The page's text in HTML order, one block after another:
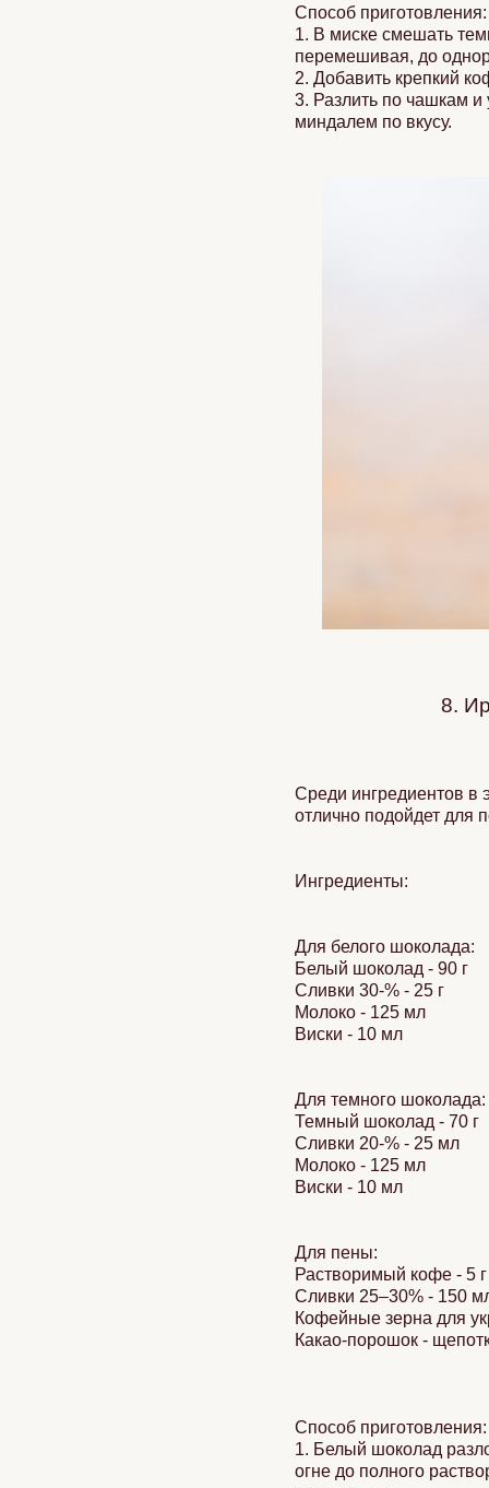
Способ приготовления:
1. В миске смешать
перемешивая, до
2. Добавить крепкий
3. Разлить по чашкам
миндалем по вкусу.
8.
Среди ингредиентов в
отлично подойдет для
Ингредиенты:
Для белого шоколада:
Белый шоколад - 90 г
Сливки 30-% - 25 г
Молоко - 125 мл
Виски - 10 мл
Для темного шоколада:
Темный шоколад - 70 г
Сливки 20-% - 25 мл
Молоко - 125 мл
Виски - 10 мл
Для пены:
Растворимый кофе - 5 г
Сливки 25–30% - 150
Кофейные зерна для
Какао-порошок -
Способ приготовления:
1. Белый шоколад
огне до полного